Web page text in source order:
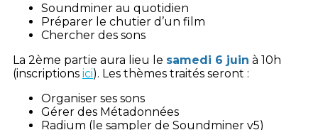
Soundminer au quotidien
Préparer le chutier d’un film
Chercher des sons
La 2ème partie aura lieu le samedi 6 juin à 10h
(inscriptions ici). Les thèmes traités seront :
Organiser ses sons
Gérer des Métadonnées
Radium (le sampler de Soundminer v5)